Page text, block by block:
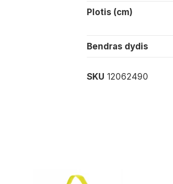
Plotis (cm)
Bendras dydis
SKU 12062490